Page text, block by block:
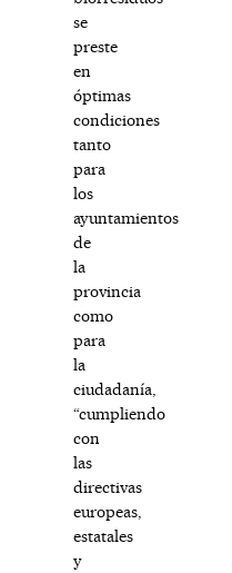
se
preste
en
óptimas
condiciones
tanto
para
los
ayuntamientos
de
la
provincia
como
para
la
ciudadanía,
“cumpliendo
con
las
directivas
europeas,
estatales
y